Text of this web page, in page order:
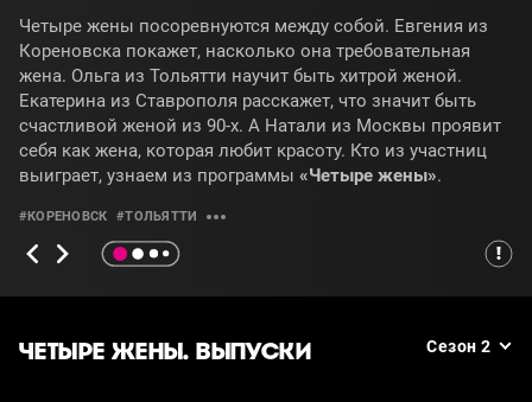
Четыре жены посоревнуются между собой. Евгения из
Кореновска покажет, насколько она требовательная
жена. Ольга из Тольятти научит быть хитрой женой.
Екатерина из Ставрополя расскажет, что значит быть
счастливой женой из 90-х. А Натали из Москвы проявит
себя как жена, которая любит красоту. Кто из участниц
выиграет, узнаем из программы «Четыре жены».
#КОРЕНОВСК #ТОЛЬЯТТИ
ЧЕТЫРЕ ЖЕНЫ. ВЫПУСКИ Сезон 2